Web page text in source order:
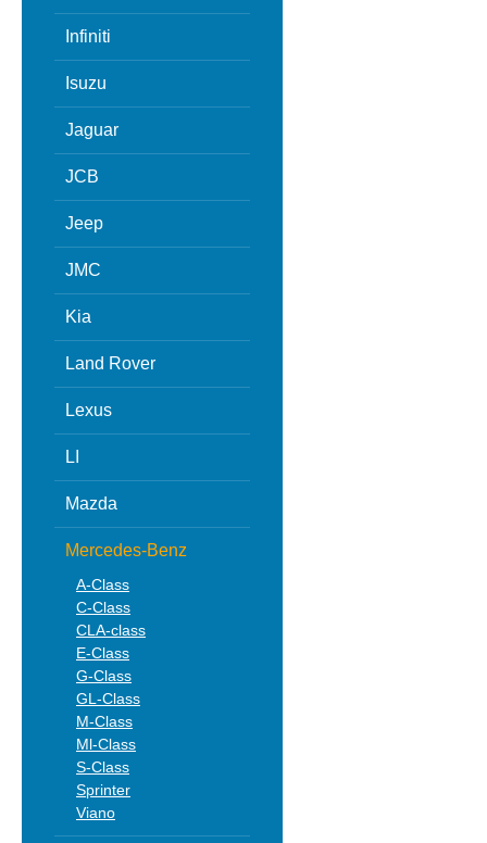
Infiniti
Isuzu
Jaguar
JCB
Jeep
JMC
Kia
Land Rover
Lexus
LI
Mazda
Mercedes-Benz
A-Class
C-Class
CLA-class
E-Class
G-Class
GL-Class
M-Class
Ml-Class
S-Class
Sprinter
Viano